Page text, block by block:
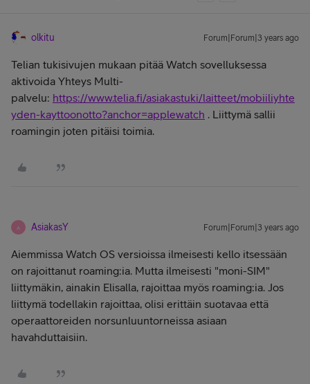
olkitu Forum|Forum|3 years ago
Telian tukisivujen mukaan pitää Watch sovelluksessa
aktivoida Yhteys Multi-
palvelu: https://www.telia.fi/asiakastuki/laitteet/mobiiliyhte
yden-kayttoonotto?anchor=applewatch . Liittymä sallii
roamingin joten pitäisi toimia.
A AsiakasY Forum|Forum|3 years ago
Aiemmissa Watch OS versioissa ilmeisesti kello itsessään
on rajoittanut roaming:ia. Mutta ilmeisesti "moni-SIM"
liittymäkin, ainakin Elisalla, rajoittaa myös roaming:ia. Jos
liittymä todellakin rajoittaa, olisi erittäin suotavaa että
operaattoreiden norsunluuntorneissa asiaan
havahduttaisiin.